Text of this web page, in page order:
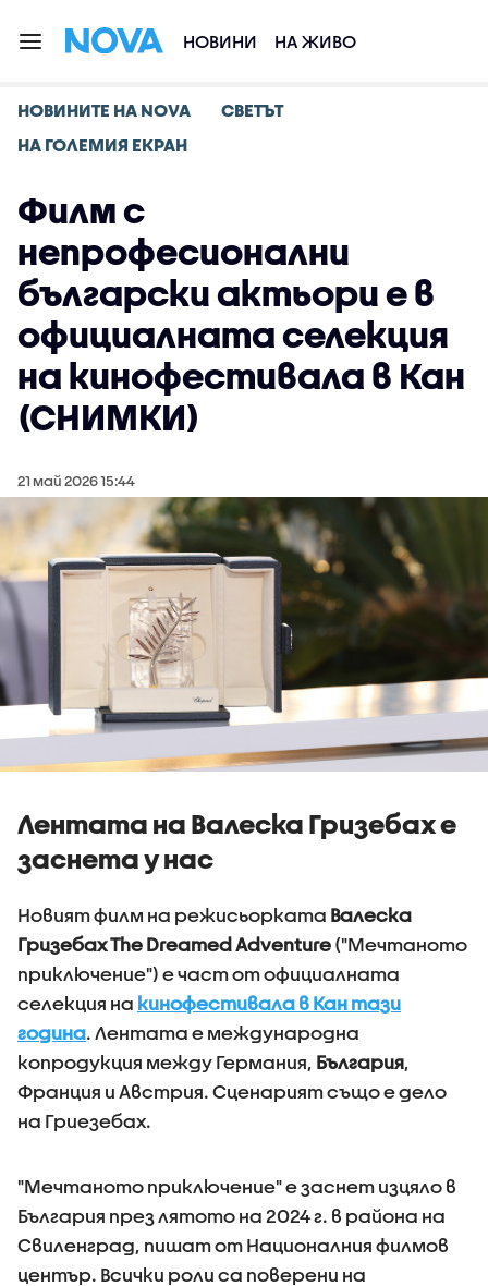
НОВИНИ НА ЖИВО
НОВИНИТЕ НА NOVA
СВЕТЪТ
НА ГОЛЕМИЯ ЕКРАН
Филм с
непрофесионални
български актьори е в
официалната селекция
на кинофестивала в Кан
(СНИМКИ)
21 май 2026 15:44
Лентата на Валеска Гризебах е
заснета у нас
Новият филм на режисьорката Валеска
Гризебах The Dreamed Adventure ("Мечтаното
приключение") е част от официалната
селекция на кинофестивала в Кан тази
година. Лентата е международна
копродукция между Германия, България,
Франция и Австрия. Сценарият също е дело
на Гриезебах.
"Мечтаното приключение" е заснет изцяло в
България през лятото на 2024 г. в района на
Свиленград, пишат от Националния филмов
център. Всички роли са поверени на